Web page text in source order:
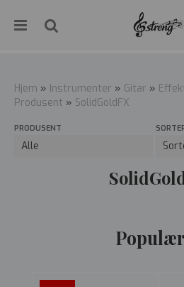
Hjem » Instrumenter » Gitar »
Produsent » SolidGoldFX
PRODUSENT